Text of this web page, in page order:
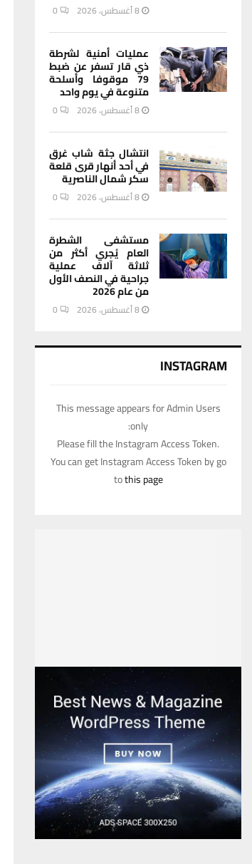
8 أغسطس، 2026 0
عمليات أمنية لشرطة
ذي قار تسفر عن ضبط
79 موقوفا وأسلحة
متنوعة في يوم واحد
8 أغسطس، 2026 0
انتشال جثة شاب غرق
في أحد أنهار قرى قلعة
سكر شمال الناصرية
8 أغسطس، 2026 0
مستشفى الشطرة
العام يُجري أكثر من
ثلاثة آلاف عملية
جراحية في النصف الأول
من عام 2026
8 أغسطس، 2026 0
INSTAGRAM
This message appears for Admin Users
only:
Please fill the Instagram Access Token.
You can get Instagram Access Token by go
tothis page